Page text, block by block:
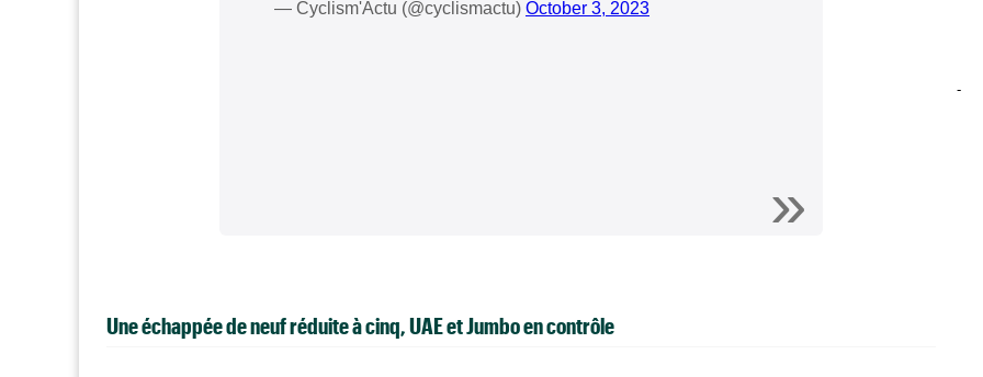
— Cyclism'Actu (@cyclismactu) October 3, 2023
Une échappée de neuf réduite à cinq, UAE et Jumbo en contrôle
-